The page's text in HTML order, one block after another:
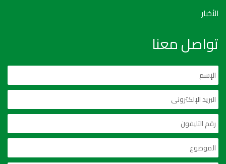
الأخبار
تواصل معنا